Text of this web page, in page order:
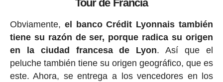
Tour de Francia
Obviamente, el banco Crédit Lyonnais también
tiene su razón de ser, porque radica su origen
en la ciudad francesa de Lyon. Así que el
peluche también tiene su origen geográfico, que es
este. Ahora, se entrega a los vencedores en los